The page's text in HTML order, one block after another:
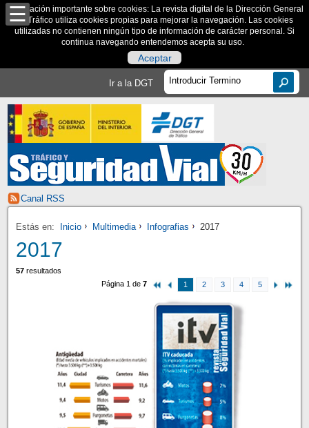
Información importante sobre cookies: La revista digital de la Dirección General
de Tráfico utiliza cookies propias para mejorar la navegación. Las cookies
utilizadas no contienen ningún tipo de información de carácter personal. Si
continua navegando entendemos acepta su uso.
Aceptar
Ir a la DGT
Canal RSS
Estás en: Inicio Multimedia Infografias 2017
2017
57resultados
Página 1 de7 1 2 3 4 5